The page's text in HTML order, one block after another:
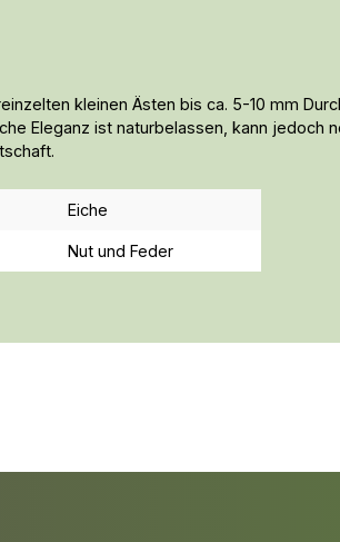
kleinen Ästen bis ca. 5-10 mm
Eleganz ist naturbelassen, kann
Eiche
Nut und Feder